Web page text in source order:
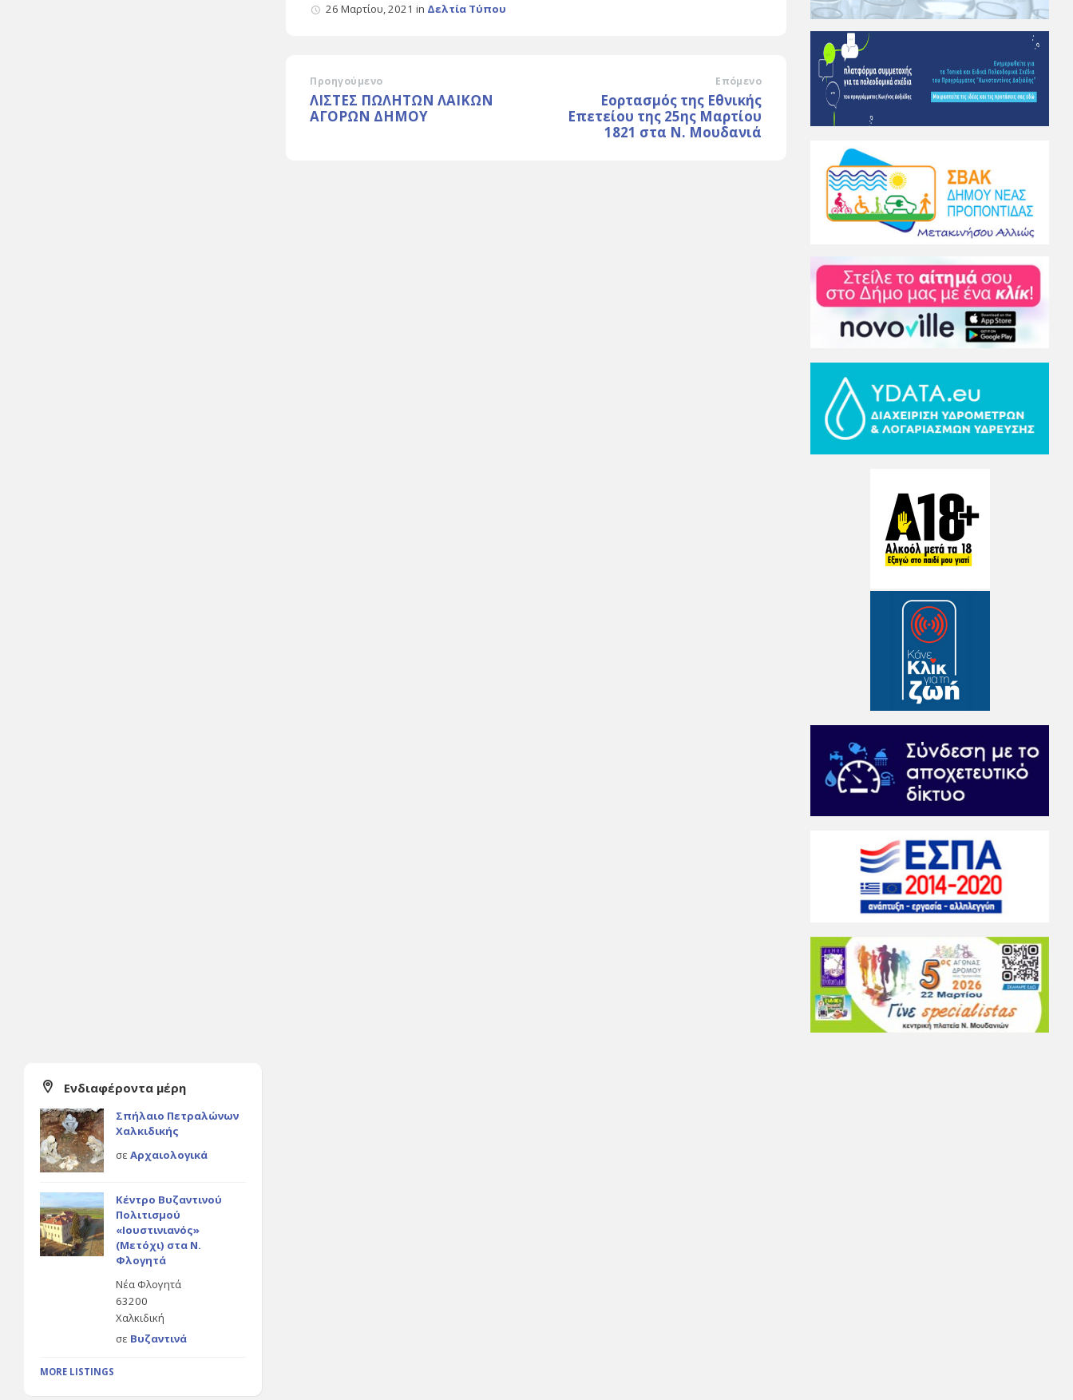
26 Μαρτίου, 2021in Δελτία Τύπου
Προηγούμενο
ΛΙΣΤΕΣ ΠΩΛΗΤΩΝ ΛΑΙΚΩΝ
ΑΓΟΡΩΝ ΔΗΜΟΥ
Επόμενο
Εορτασμός της Εθνικής
Επετείου της 25ης Μαρτίου
1821 στα Ν. Μουδανιά
Ενδιαφέροντα μέρη
Σπήλαιο Πετραλώνων
Χαλκιδικής
σε Αρχαιολογικά
Κέντρο Βυζαντινού
Πολιτισμού
«Ιουστινιανός»
(Μετόχι) στα Ν.
Φλογητά
Νέα Φλογητά
63200
Χαλκιδική
σε Βυζαντινά
MORE LISTINGS